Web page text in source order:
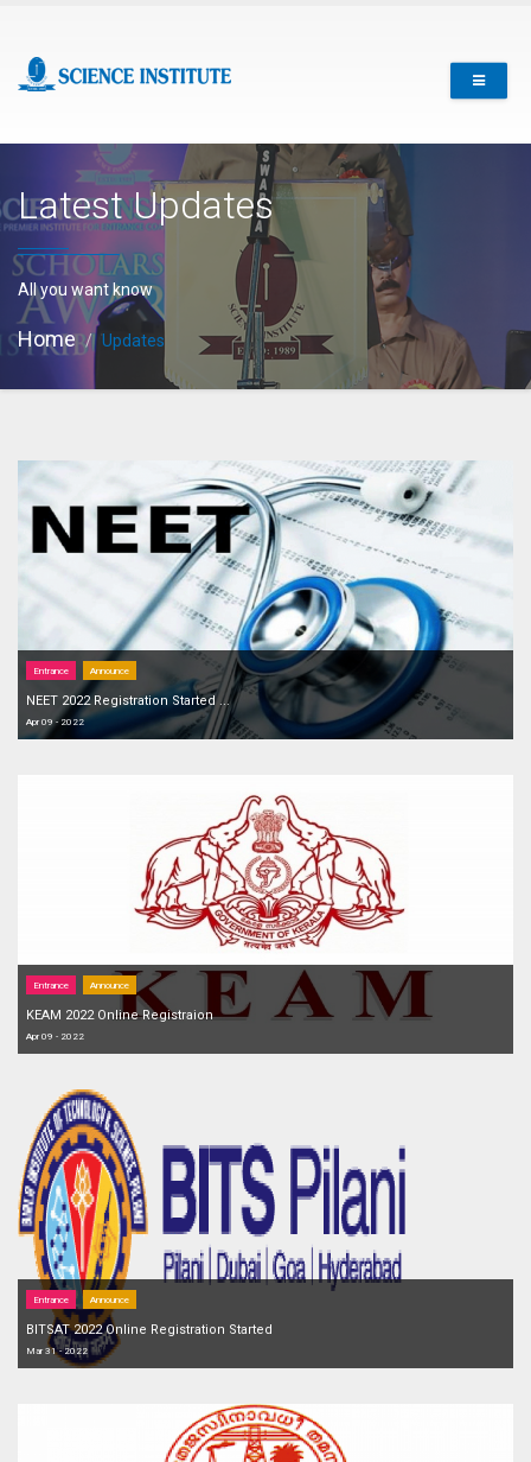
Latest Updates
All you want know
Home Updates
Entrance Announce
NEET 2022 Registration Started ...
Apr 09 - 2022
Entrance Announce
KEAM 2022 Online Registraion
Apr 09 - 2022
Entrance Announce
BITSAT 2022 Online Registration Started
Mar 31 - 2022